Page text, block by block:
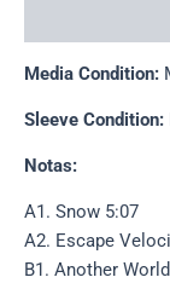
Media Condition:
Sleeve Condition:
Notas:
A1. Snow 5:07
A2. Escape
B1. Another